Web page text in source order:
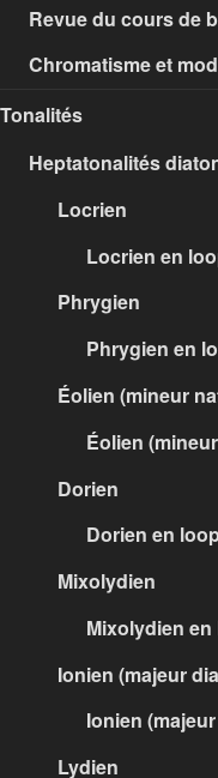
Revue du cours de
Chromatisme et
Tonalités
Heptatonalités
Locrien
Locrien en
Phrygien
Phrygien en
Éolien (mineur
Éolien
Dorien
Dorien en
Mixolydien
Mixolydien
Ionien (majeur
Ionien
Lydien